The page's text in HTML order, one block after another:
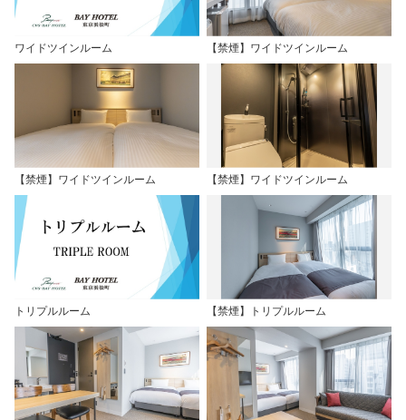
ワイドツインルーム 【禁煙】ワイドツインルーム
【禁煙】ワイドツインルーム 【禁煙】ワイドツインルーム
トリプルルーム 【禁煙】トリプルルーム